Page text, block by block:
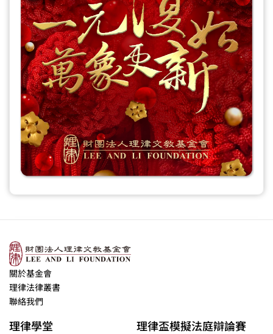
關於基金會
理律法律叢書
聯絡我們
理律學堂 理律盃模擬法庭辯論賽